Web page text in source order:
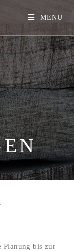
MENU
Planung bis zur